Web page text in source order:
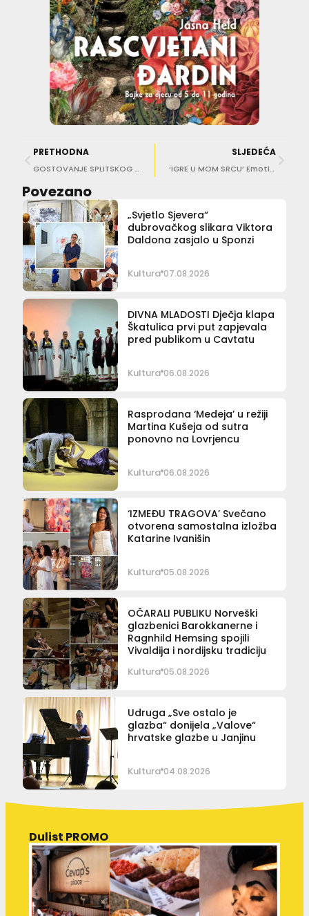
PRETHODNA
GOSTOVANJE SPLITSKOG KAZALIŠTA MLADIH ‘Lutkina kuća, dio drugi’
SLJEDEĆA
‘IGRE U MOM SRCU’ Emotivna šetnja kroz sedam desetljeća festivalske povijesti
Povezano
„Svjetlo Sjevera“
dubrovačkog slikara Viktora
Daldona zasjalo u Sponzi
Kultura 07.08.2026
DIVNA MLADOSTI Dječja klapa
Škatulica prvi put zapjevala
pred publikom u Cavtatu
Kultura 06.08.2026
Rasprodana ‘Medeja’ u režiji
Martina Kušeja od sutra
ponovno na Lovrjencu
Kultura 06.08.2026
‘IZMEĐU TRAGOVA’ Svečano
otvorena samostalna izložba
Katarine Ivanišin
Kultura 05.08.2026
OČARALI PUBLIKU Norveški
glazbenici Barokkanerne i
Ragnhild Hemsing spojili
Vivaldija i nordijsku tradiciju
Kultura 05.08.2026
Udruga „Sve ostalo je
glazba“ donijela „Valove“
hrvatske glazbe u Janjinu
Kultura 04.08.2026
Dulist PROMO